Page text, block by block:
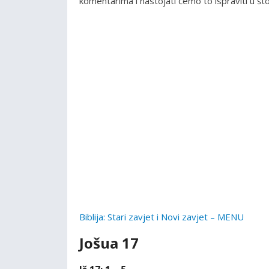
Biblija: Stari zavjet i Novi zavjet – MENU
Jošua 17